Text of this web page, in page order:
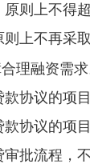
则上不得
上不再采
理融资需求
款协议的项
协议的项
批流程，